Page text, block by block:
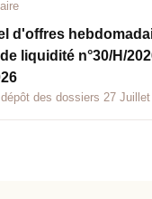
d'offres
liquidité n°30/H/
des dossiers 27